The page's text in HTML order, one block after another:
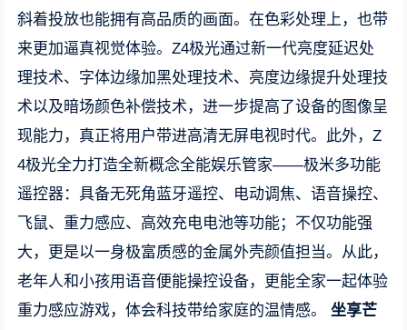
斜着投放也能拥有高品质的画面。在色彩处理上，也带
来更加逼真视觉体验。Z4极光通过新一代亮度延迟处
理技术、字体边缘加黑处理技术、亮度边缘提升处理技
术以及暗场颜色补偿技术，进一步提高了设备的图像呈
现能力，真正将用户带进高清无屏电视时代。此外，Z
4极光全力打造全新概念全能娱乐管家——极米多功能
遥控器：具备无死角蓝牙遥控、电动调焦、语音操控、
飞鼠、重力感应、高效充电电池等功能；不仅功能强
大，更是以一身极富质感的金属外壳颜值担当。从此，
老年人和小孩用语音便能操控设备，更能全家一起体验
重力感应游戏，体会科技带给家庭的温情感。坐享芒